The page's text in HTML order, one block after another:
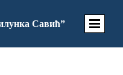
Савић”